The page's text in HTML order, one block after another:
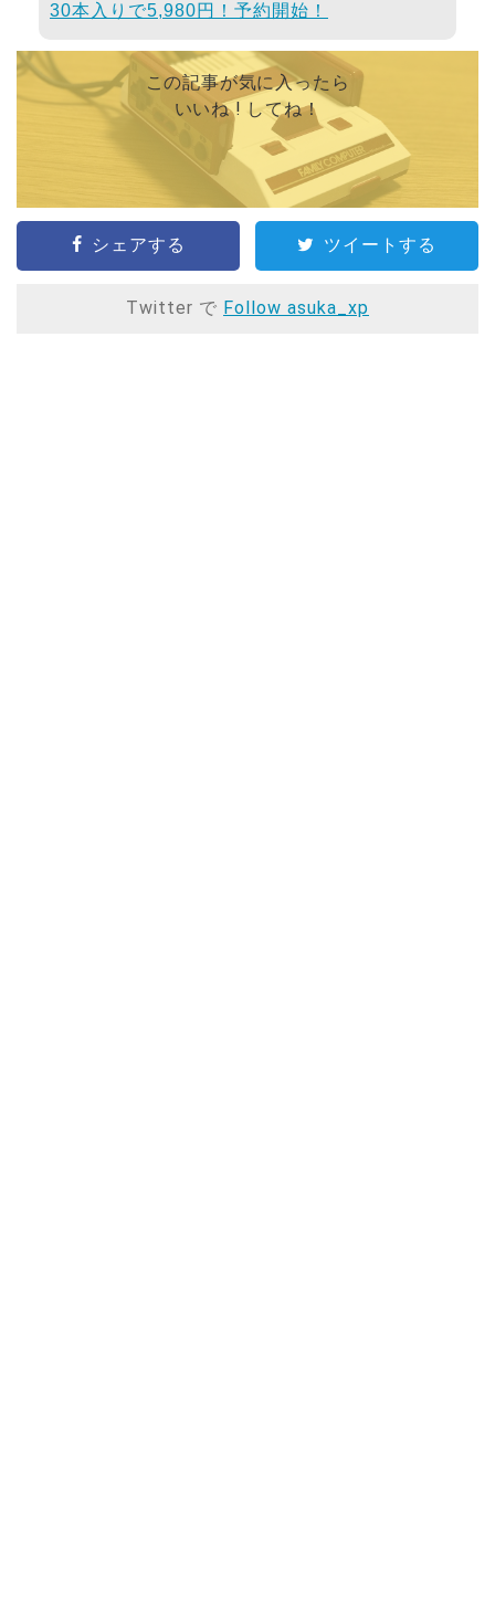
30本入りで5,980円！予約開始！
この記事が気に入ったら
いいね ! してね！
シェアする ツイートする
Twitter で Follow asuka_xp